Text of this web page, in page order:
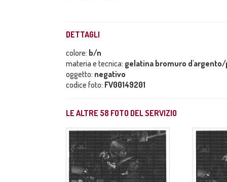
DETTAGLI
colore: b/n
materia e tecnica: gelatina bromuro
oggetto: negativo
codice foto: FV00149201
LE ALTRE 58 FOTO DEL SERVIZIO